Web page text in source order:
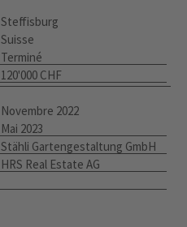
Steffisburg
Suisse
Terminé
120'000 CHF
Novembre 2022
Mai 2023
Stähli Gartengestaltung GmbH
HRS Real Estate AG